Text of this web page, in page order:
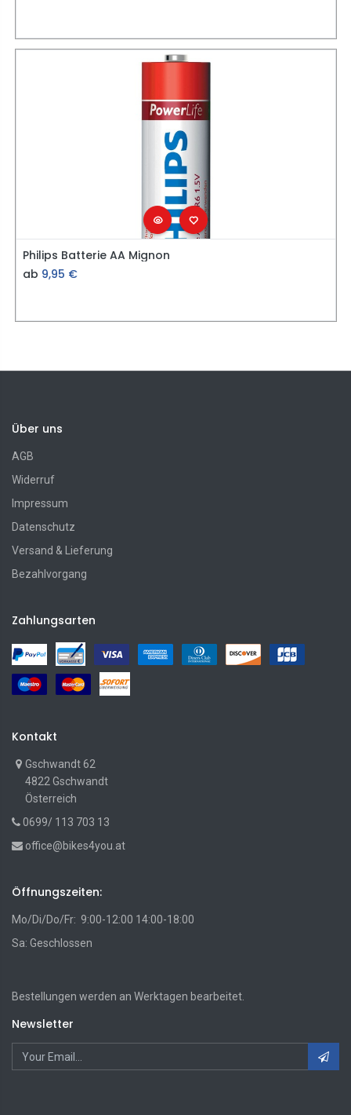
Philips Batterie AA Mignon
ab 9,95 €
Über uns
AGB
Widerruf
Impressum
Datenschutz
Versand & Lieferung
Bezahlvorgang
Zahlungsarten
Kontakt
Gschwandt 62
4822 Gschwandt
Österreich
0699/ 113 703 13
office@bikes4you.at
Öffnungszeiten:
Mo/Di/Do/Fr: 9:00-12:00 14:00-18:00
Sa: Geschlossen
Bestellungen werden an Werktagen bearbeitet.
Newsletter